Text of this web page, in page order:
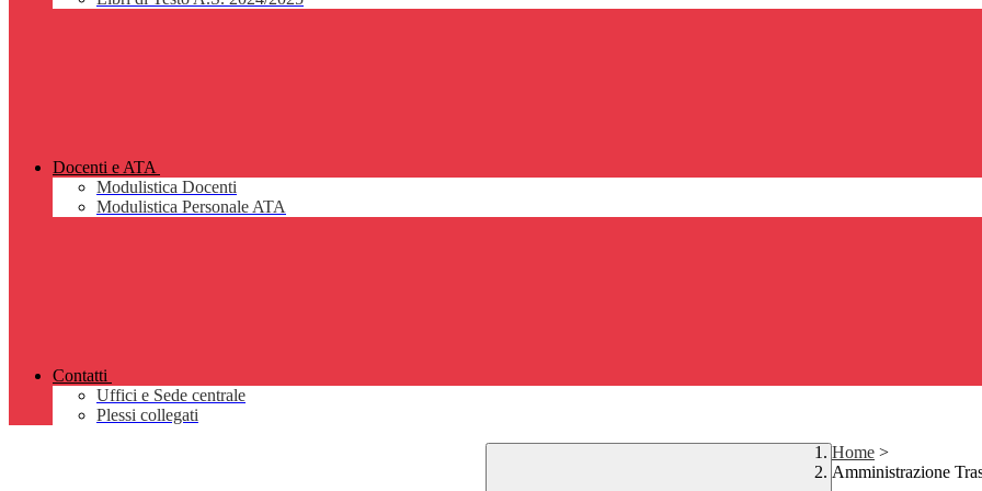
Docenti e ATA
Modulistica Docenti
Modulistica Personale ATA
Contatti
Uffici e Sede centrale
Plessi collegati
Home >
Amministrazione